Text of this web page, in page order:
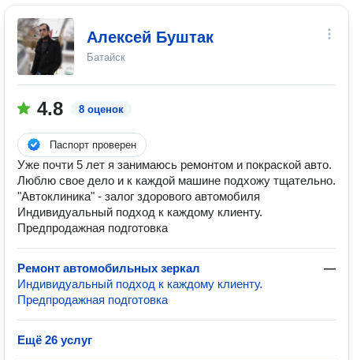
Алексей Буштак
Батайск
4.8 8 оценок
Паспорт проверен
Уже почти 5 лет я занимаюсь ремонтом и покраской авто.
Люблю свое дело и к каждой машине подхожу тщательно.
"Автоклиника" - залог здорового автомобиля
Индивидуальный подход к каждому клиенту.
Предпродажная подготовка
Ремонт автомобильных зеркал
—
Индивидуальный подход к каждому клиенту.
Предпродажная подготовка
Ещё 26 услуг